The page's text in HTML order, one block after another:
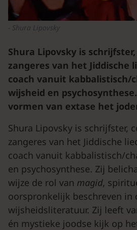
Shura Lipovsky
Shura Lipovsky is
zangeres van het Jiddische
coach vanuit kabbalistisch/
wijsheid en
vormen van extase het
Shura Lipovsky is schrijfster,
zangeres van het Jiddische
coach vanuit kabbalistisch/
en psychosynthese. Zij
wijze de rol van magid,
oorspronkelijk beschreven in
wijsheidsliteratuur. Zij leeft
én mystieke joodse kijk op